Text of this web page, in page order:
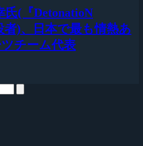
氏(『DetonatioN
者)、日本で最も情熱あ
チーム代表